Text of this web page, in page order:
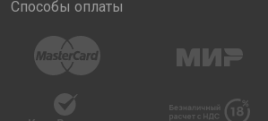
Способы оплаты